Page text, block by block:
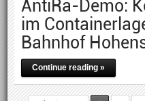
AntiRa-Demo:
im
Bahnhof
Continue reading »